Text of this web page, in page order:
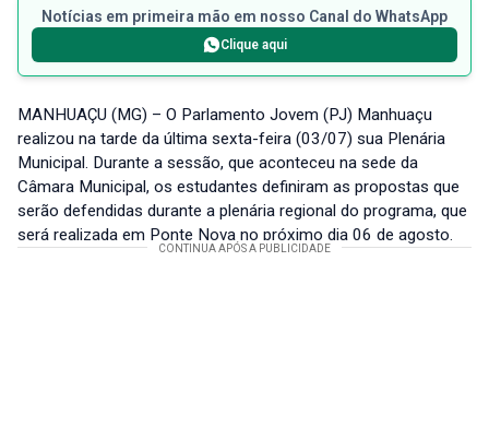
Notícias em primeira mão em nosso Canal do WhatsApp
Clique aqui
MANHUAÇU (MG) – O Parlamento Jovem (PJ) Manhuaçu
realizou na tarde da última sexta-feira (03/07) sua Plenária
Municipal. Durante a sessão, que aconteceu na sede da
Câmara Municipal, os estudantes definiram as propostas que
serão defendidas durante a plenária regional do programa, que
será realizada em Ponte Nova no próximo dia 06 de agosto.